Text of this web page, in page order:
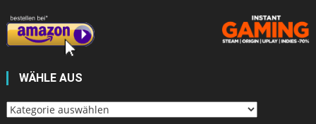
WÄHLE AUS
Wähle